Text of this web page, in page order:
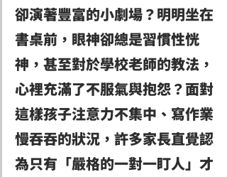
卻演著豐富的小劇場？明明坐在
書桌前，眼神卻總是習慣性恍
神，甚至對於學校老師的教法，
心裡充滿了不服氣與抱怨？面對
這樣孩子注意力不集中、寫作業
慢吞吞的狀況，許多家長直覺認
為只有「嚴格的一對一盯人」才